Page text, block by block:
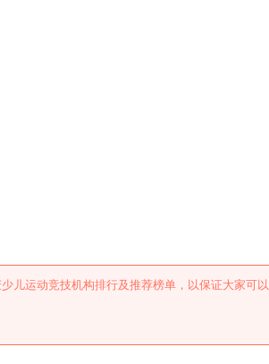
儿运动竞技机构排行及推荐榜单，以保证大家可